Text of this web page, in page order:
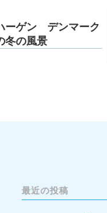
ーゲン デンマーク
冬の風景
最近の投稿